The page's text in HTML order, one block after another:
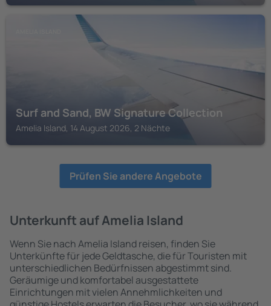
Surf and Sand, BW Signature Collection
Amelia Island, 14 August 2026, 2 Nächte
Prüfen Sie andere Angebote
Unterkunft auf Amelia Island
Wenn Sie nach Amelia Island reisen, finden Sie
Unterkünfte für jede Geldtasche, die für Touristen mit
unterschiedlichen Bedürfnissen abgestimmt sind.
Geräumige und komfortabel ausgestattete
Einrichtungen mit vielen Annehmlichkeiten und